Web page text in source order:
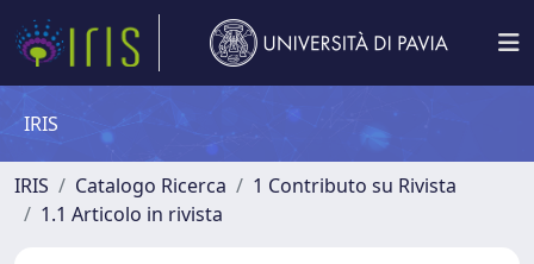
IRIS
IRIS Catalogo Ricerca
1 Contributo su Rivista
1.1 Articolo in rivista